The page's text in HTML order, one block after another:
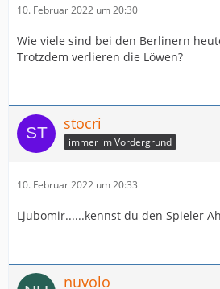
10. Februar 2022 um 20:30
Wie viele sind bei den Berlinern
Trotzdem verlieren die Löwen?
stocri
immer im Vordergrund
10. Februar 2022 um 20:33
Ljubomir......kennst du den Spieler
nuvolo